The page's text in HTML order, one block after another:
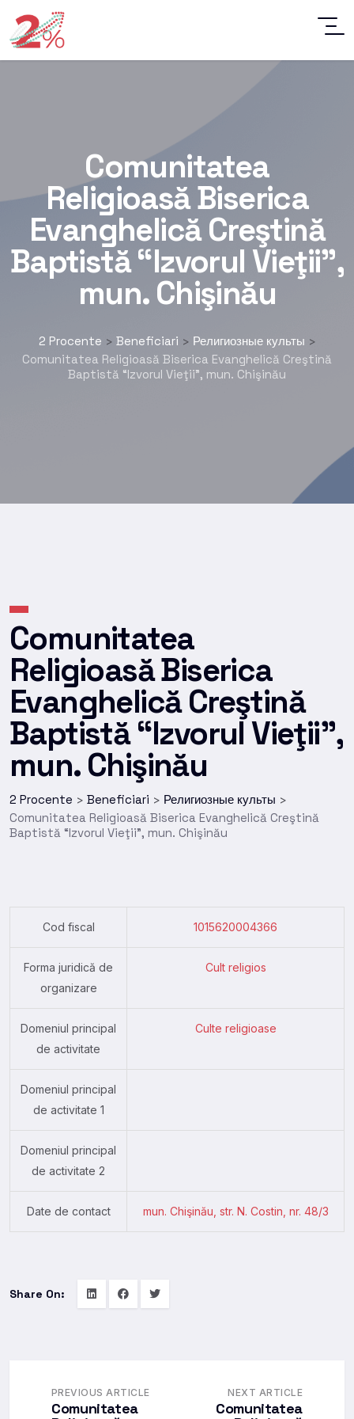
Comunitatea
Religioasă Biserica
Evanghelică Creştină
Baptistă “Izvorul Vieţii”,
mun. Chişinău
2 Procente > Beneficiari > Религиозные культы >
Comunitatea Religioasă Biserica Evanghelică Creştină
Baptistă “Izvorul Vieţii”, mun. Chişinău
Comunitatea
Religioasă Biserica
Evanghelică Creştină
Baptistă “Izvorul Vieţii”,
mun. Chişinău
2 Procente > Beneficiari > Религиозные культы >
Comunitatea Religioasă Biserica Evanghelică Creştină
Baptistă “Izvorul Vieţii”, mun. Chişinău
Cod fiscal 1015620004366
Forma juridică de
organizare
Cult religios
Domeniul principal
de activitate
Culte religioase
Domeniul principal
de activitate 1
Domeniul principal
de activitate 2
Date de contact mun. Chişinău, str. N. Costin, nr. 48/3
Share On:
PREVIOUS ARTICLE
Comunitatea
NEXT ARTICLE
Comunitatea